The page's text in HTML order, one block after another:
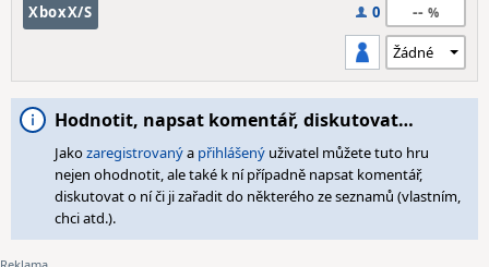
XboxX/S 0 --
Hodnotit, napsat komentář, diskutovat…
Jakozaregistrovanýa přihlášený uživatel můžete tuto hru
nejen ohodnotit, ale také k ní případně napsat komentář,
diskutovat o ní či ji zařadit do některého ze seznamů (vlastním,
chci atd.).